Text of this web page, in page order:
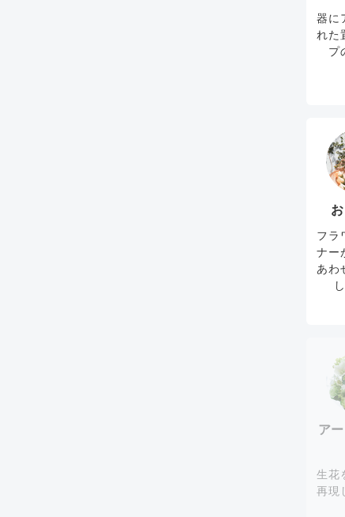
器に
れた
プ
フラ
ナー
あわ
ア
生花
再現